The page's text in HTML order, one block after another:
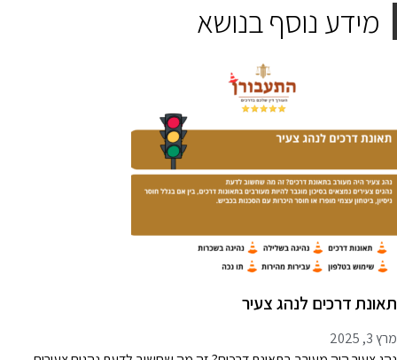
מידע נוסף בנושא
דרכים לנהג צעיר
3, 2025